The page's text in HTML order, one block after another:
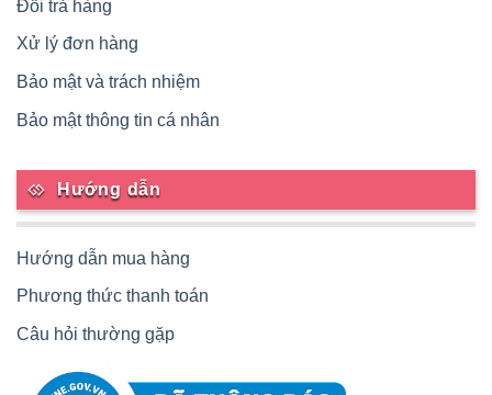
Đổi trả hàng
Xử lý đơn hàng
Bảo mật và trách nhiệm
Bảo mật thông tin cá nhân
Hướng dẫn
Hướng dẫn mua hàng
Phương thức thanh toán
Câu hỏi thường gặp